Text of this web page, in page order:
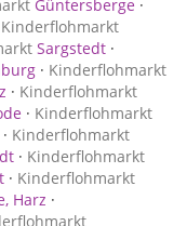
Güntersberge ·
Kinderflohmarkt
Sargstedt ·
· Kinderflohmarkt
· Kinderflohmarkt
· Kinderflohmarkt
· Kinderflohmarkt
· Kinderflohmarkt
· Kinderflohmarkt
Harz ·